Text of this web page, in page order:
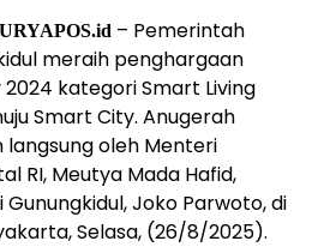
– Pemerintah
meraih penghargaan
kategori Smart Living
Smart City. Anugerah
oleh Menteri
RI, Meutya Mada Hafid,
Joko Parwoto, di
Selasa, (26/8/2025).